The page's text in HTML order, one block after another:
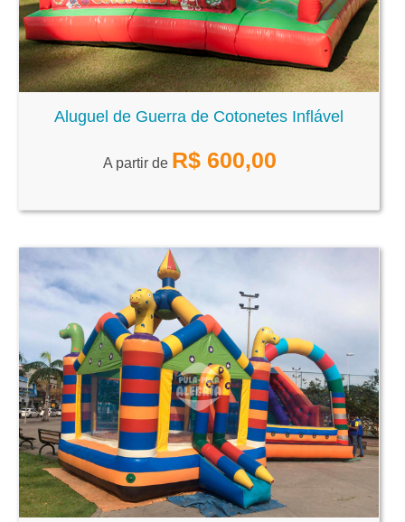
Aluguel de Guerra de Cotonetes Inflável
A partir de R$ 600,00